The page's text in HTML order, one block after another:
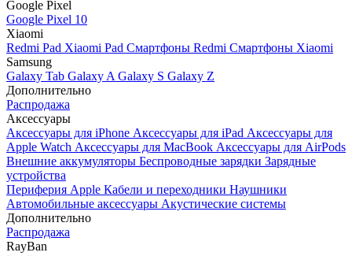
Google Pixel
Google Pixel 10
Xiaomi
Redmi Pad Xiaomi Pad Смартфоны Redmi Смартфоны Xiaomi
Samsung
Galaxy Tab Galaxy A Galaxy S Galaxy Z
Дополнительно
Распродажа
Аксессуары
Аксессуары для iPhone Аксессуары для iPad Аксессуары для
Apple Watch Аксессуары для MacBook Аксессуары для AirPods
Внешние аккумуляторы Беспроводные зарядки Зарядные
устройства
Периферия Apple Кабели и переходники Наушники
Автомобильные аксессуары Акустические системы
Дополнительно
Распродажа
RayBan